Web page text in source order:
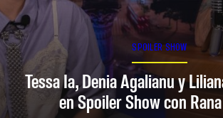
SPOILER SHOW
Tessa Ia, Denia Agalianu y
en Spoiler Show con